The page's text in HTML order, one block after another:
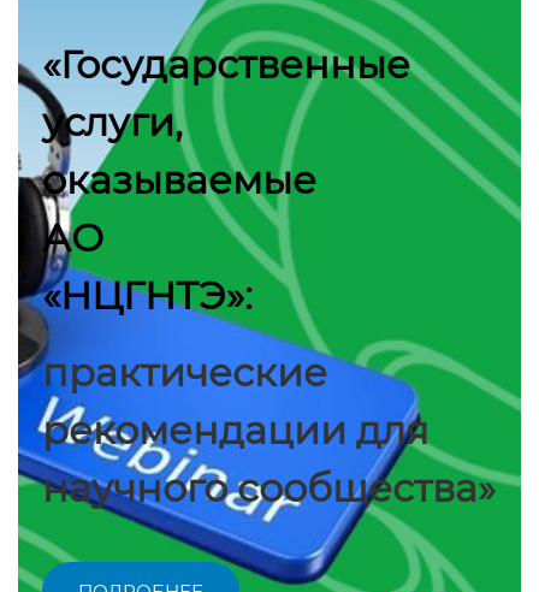
«Государственные
услуги,
оказываемые
АО
«НЦГНТЭ»:
практические
рекомендации для
научного сообщества»